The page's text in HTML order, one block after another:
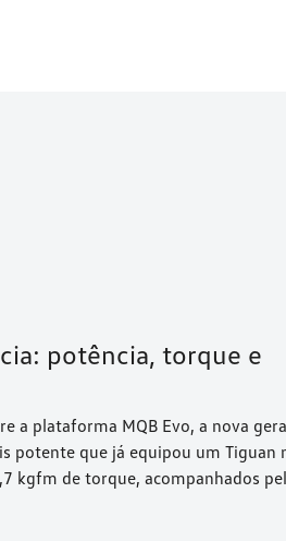
potência, torque e
a plataforma MQB Evo, a nova
potente que já equipou um Tiguan
kgfm de torque, acompanhados